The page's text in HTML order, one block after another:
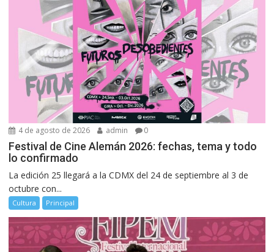
4 de agosto de 2026 admin 0
Festival de Cine Alemán 2026: fechas, tema y todo
lo confirmado
La edición 25 llegará a la CDMX del 24 de septiembre al 3 de
octubre con...
Cultura Principal